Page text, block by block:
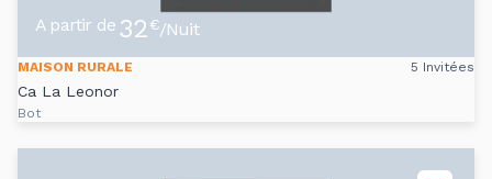
A partir de 32€/Nuit
MAISON RURALE 5 Invitées
Ca La Leonor
Bot